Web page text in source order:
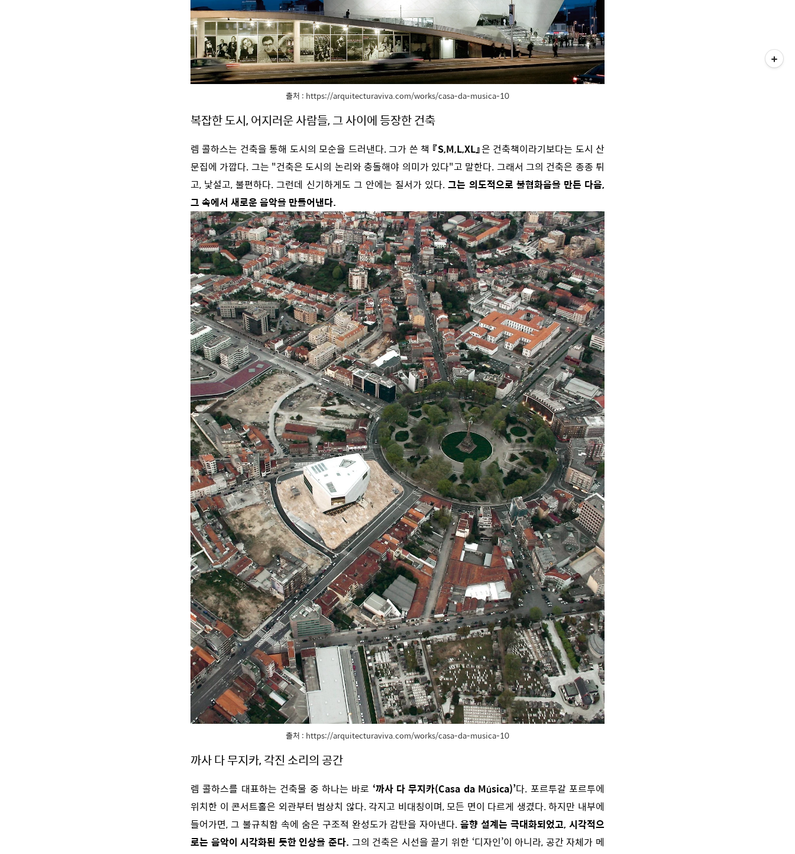
출처 : https://arquitecturaviva.com/works/casa-da-musica-10
복잡한 도시, 어지러운 사람들, 그 사이에 등장한 건축
렘 콜하스는 건축을 통해 도시의 모순을 드러낸다. 그가 쓴 책 『S,M,L,XL』은 건축책이라기보다는 도시 산
문집에 가깝다. 그는 "건축은 도시의 논리와 충돌해야 의미가 있다"고 말한다. 그래서 그의 건축은 종종 튀
고, 낯설고, 불편하다. 그런데 신기하게도 그 안에는 질서가 있다.그는 의도적으로 불협화음을 만든 다음,
그 속에서 새로운 음악을 만들어낸다.
출처 : https://arquitecturaviva.com/works/casa-da-musica-10
까사 다 무지카, 각진 소리의 공간
렘 콜하스를 대표하는 건축물 중 하나는 바로 ‘까사 다 무지카(Casa da Música)’다. 포르투갈 포르투에
위치한 이 콘서트홀은 외관부터 범상치 않다. 각지고 비대칭이며, 모든 면이 다르게 생겼다. 하지만 내부에
들어가면, 그 불규칙함 속에 숨은 구조적 완성도가 감탄을 자아낸다.음향 설계는 극대화되었고, 시각적으
로는 음악이 시각화된 듯한 인상을 준다. 그의 건축은 시선을 끌기 위한 ‘디자인’이 아니라, 공간 자체가 메